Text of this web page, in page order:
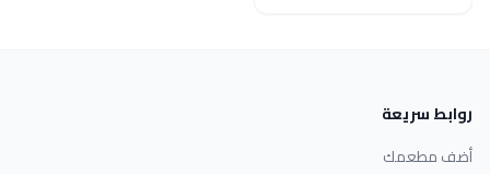
روابط سريعة
أضف مطعمك